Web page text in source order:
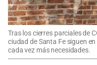
Tras los cierres parciales de
ciudad de Santa Fe siguen
cada vez más necesidades.